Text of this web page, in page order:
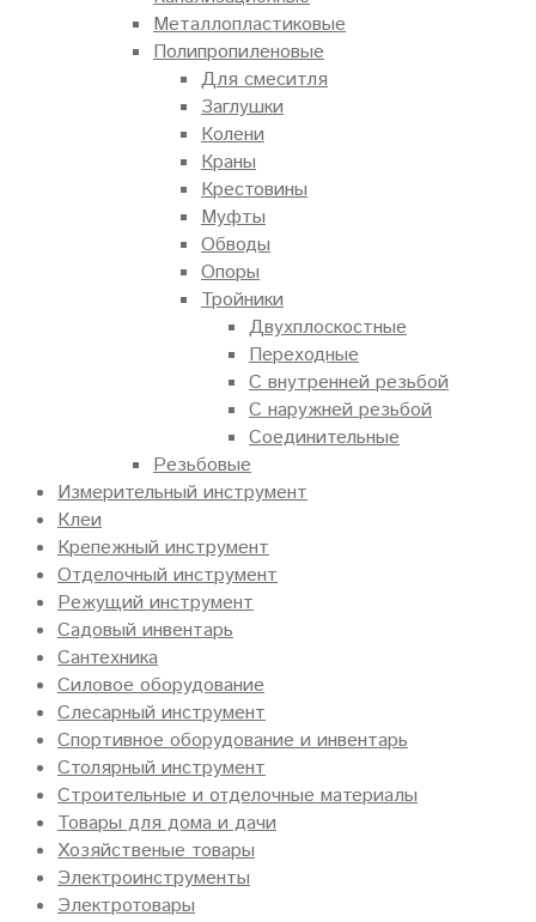
Металлопластиковые
Полипропиленовые
Для смеситля
Заглушки
Колени
Краны
Крестовины
Муфты
Обводы
Опоры
Тройники
Двухплоскостные
Переходные
С внутренней резьбой
С наружней резьбой
Соединительные
Резьбовые
Измерительный инструмент
Клеи
Крепежный инструмент
Отделочный инструмент
Режущий инструмент
Садовый инвентарь
Сантехника
Силовое оборудование
Слесарный инструмент
Спортивное оборудование и инвентарь
Столярный инструмент
Строительные и отделочные материалы
Товары для дома и дачи
Хозяйственые товары
Электроинструменты
Электротовары